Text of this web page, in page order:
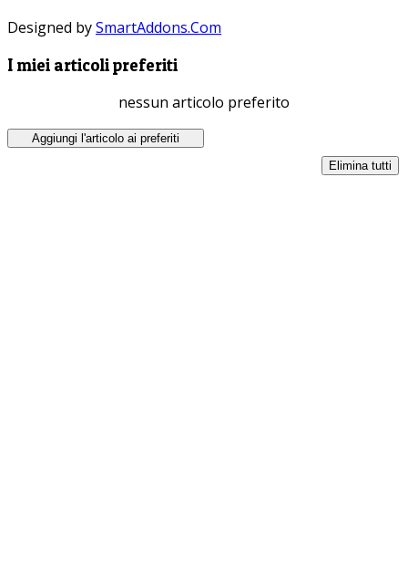
Designed bySmartAddons.Com
I miei articoli preferiti
nessun articolo preferito